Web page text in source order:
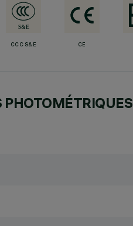
CCC S&E CE
PHOTOMÉTRIQUES